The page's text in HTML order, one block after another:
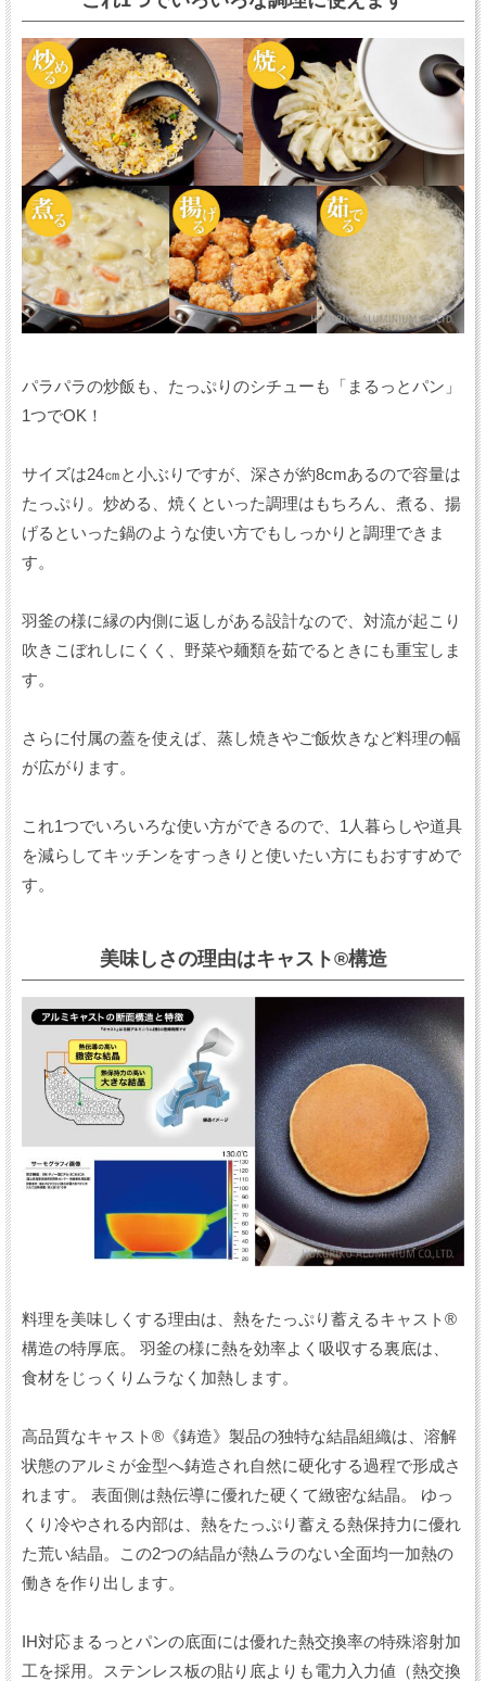
パラパラの炒飯も、たっぷりのシチューも「まるっとパン」
1つでOK！
サイズは24㎝と小ぶりですが、深さが約8cmあるので容量は
たっぷり。炒める、焼くといった調理はもちろん、煮る、揚
げるといった鍋のような使い方でもしっかりと調理できま
す。
羽釜の様に縁の内側に返しがある設計なので、対流が起こり
吹きこぼれしにくく、野菜や麺類を茹でるときにも重宝しま
す。
さらに付属の蓋を使えば、蒸し焼きやご飯炊きなど料理の幅
が広がります。
これ1つでいろいろな使い方ができるので、1人暮らしや道具
を減らしてキッチンをすっきりと使いたい方にもおすすめで
す。
美味しさの理由はキャスト®構造
料理を美味しくする理由は、熱をたっぷり蓄えるキャスト®
構造の特厚底。 羽釜の様に熱を効率よく吸収する裏底は、
食材をじっくりムラなく加熱します。
高品質なキャスト®《鋳造》製品の独特な結晶組織は、溶解
状態のアルミが金型へ鋳造され自然に硬化する過程で形成さ
れます。 表面側は熱伝導に優れた硬くて緻密な結晶。 ゆっ
くり冷やされる内部は、熱をたっぷり蓄える熱保持力に優れ
た荒い結晶。この2つの結晶が熱ムラのない全面均一加熱の
働きを作り出します。
IH対応まるっとパンの底面には優れた熱交換率の特殊溶射加
工を採用。ステンレス板の貼り底よりも電力入力値（熱交換